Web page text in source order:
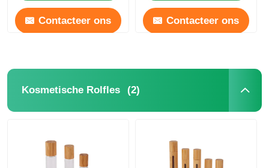
Contacteer ons Contacteer ons
Kosmetische Rolfles (2)